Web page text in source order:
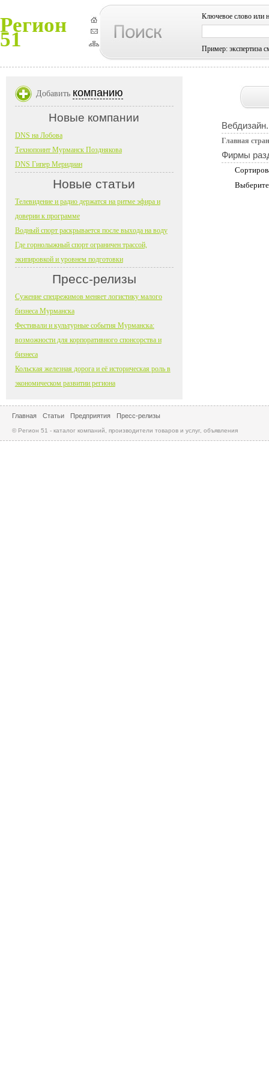
Регион
51
Ключевое слово или
Пример: экспертиза
Главная
Фирмы
Добавить компанию
Новые компании
DNS на Лобова
Технопоинт Мурманск Позднякова
DNS Гипер Меридиан
Новые статьи
Телевидение и радио держатся на ритме эфира и
доверии к программе
Водный спорт раскрывается после выхода на воду
Где горнолыжный спорт ограничен трассой,
экипировкой и уровнем подготовки
Пресс-релизы
Сужение спецрежимов меняет логистику малого
бизнеса Мурманска
Фестивали и культурные события Мурманска:
возможности для корпоративного спонсорства и
бизнеса
Кольская железная дорога и её историческая роль в
экономическом развитии региона
Главная Статьи Предприятия Пресс-релизы
© Регион 51 - каталог компаний, производители товаров и услуг, объявления